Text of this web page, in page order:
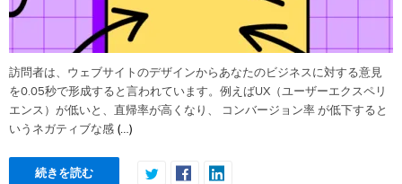
訪問者は、ウェブサイトのデザインからあなたのビジネスに対する意見
を0.05秒で形成すると言われています。例えばUX（ユーザーエクスペリ
エンス）が低いと、直帰率が高くなり、 コンバージョン率 が低下すると
いうネガティブな感 (…)
続きを読む